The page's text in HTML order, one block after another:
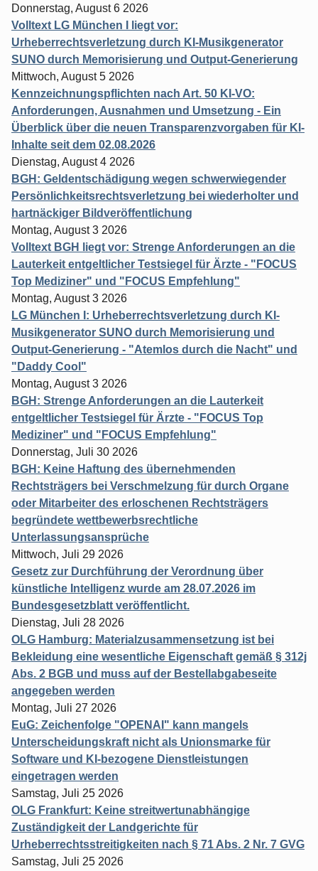
Donnerstag, August 6 2026
Volltext LG München I liegt vor:
Urheberrechtsverletzung durch KI-Musikgenerator
SUNO durch Memorisierung und Output-Generierung
Mittwoch, August 5 2026
Kennzeichnungspflichten nach Art. 50 KI-VO:
Anforderungen, Ausnahmen und Umsetzung - Ein
Überblick über die neuen Transparenzvorgaben für KI-
Inhalte seit dem 02.08.2026
Dienstag, August 4 2026
BGH: Geldentschädigung wegen schwerwiegender
Persönlichkeitsrechtsverletzung bei wiederholter und
hartnäckiger Bildveröffentlichung
Montag, August 3 2026
Volltext BGH liegt vor: Strenge Anforderungen an die
Lauterkeit entgeltlicher Testsiegel für Ärzte - "FOCUS
Top Mediziner" und "FOCUS Empfehlung"
Montag, August 3 2026
LG München I: Urheberrechtsverletzung durch KI-
Musikgenerator SUNO durch Memorisierung und
Output-Generierung - "Atemlos durch die Nacht" und
"Daddy Cool"
Montag, August 3 2026
BGH: Strenge Anforderungen an die Lauterkeit
entgeltlicher Testsiegel für Ärzte - "FOCUS Top
Mediziner" und "FOCUS Empfehlung"
Donnerstag, Juli 30 2026
BGH: Keine Haftung des übernehmenden
Rechtsträgers bei Verschmelzung für durch Organe
oder Mitarbeiter des erloschenen Rechtsträgers
begründete wettbewerbsrechtliche
Unterlassungsansprüche
Mittwoch, Juli 29 2026
Gesetz zur Durchführung der Verordnung über
künstliche Intelligenz wurde am 28.07.2026 im
Bundesgesetzblatt veröffentlicht.
Dienstag, Juli 28 2026
OLG Hamburg: Materialzusammensetzung ist bei
Bekleidung eine wesentliche Eigenschaft gemäß § 312j
Abs. 2 BGB und muss auf der Bestellabgabeseite
angegeben werden
Montag, Juli 27 2026
EuG: Zeichenfolge "OPENAI" kann mangels
Unterscheidungskraft nicht als Unionsmarke für
Software und KI-bezogene Dienstleistungen
eingetragen werden
Samstag, Juli 25 2026
OLG Frankfurt: Keine streitwertunabhängige
Zuständigkeit der Landgerichte für
Urheberrechtsstreitigkeiten nach § 71 Abs. 2 Nr. 7 GVG
Samstag, Juli 25 2026